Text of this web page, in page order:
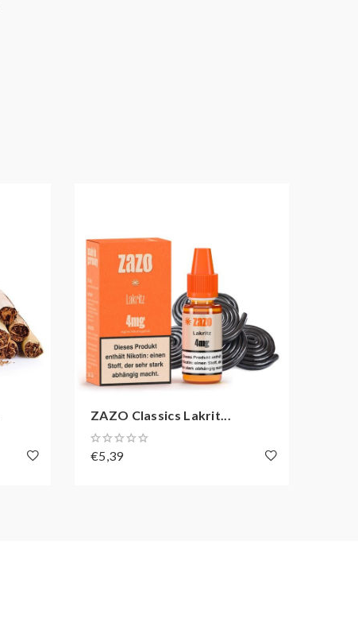
ZAZO Classics Lakrit...
€5,39